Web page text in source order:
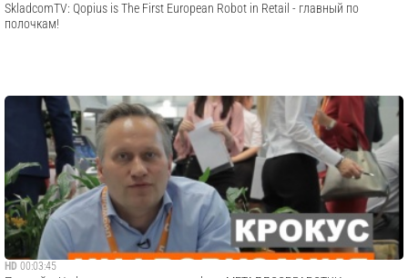
SkladcomTV: Qopius is The First European Robot in Retail - главный по
полочкам!
HD 00:03:45